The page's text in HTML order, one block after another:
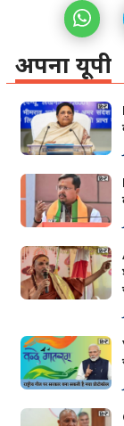
अपना यूपी